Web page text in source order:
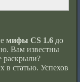
мифы CS 1.6 до
Вам известны
раскрыли?
в статью. Успехов